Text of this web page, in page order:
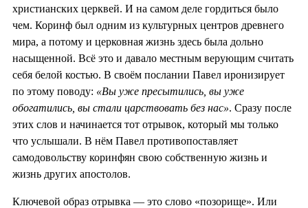
христианских церквей. И на самом деле гордиться было
чем. Коринф был одним из культурных центров древнего
мира, а потому и церковная жизнь здесь была дольно
насыщенной. Всё это и давало местным верующим считать
себя белой костью. В своём послании Павел иронизирует
по этому поводу: «Вы уже пресытились, вы уже
обогатились, вы стали царствовать без нас». Сразу после
этих слов и начинается тот отрывок, который мы только
что услышали. В нём Павел противопоставляет
самодовольству коринфян свою собственную жизнь и
жизнь других апостолов.
Ключевой образ отрывка — это слово «позорище». Или